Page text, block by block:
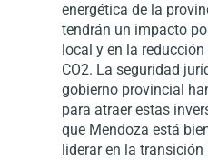
energética de la
tendrán un impacto
local y en la
CO2. La seguridad
gobierno provincial
para atraer estas
que Mendoza está
liderar en la